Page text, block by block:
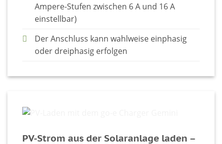
Ampere-Stufen zwischen 6 A und 16 A
einstellbar)
Der Anschluss kann wahlweise einphasig
oder dreiphasig erfolgen
PV-Strom aus der Solaranlage laden –